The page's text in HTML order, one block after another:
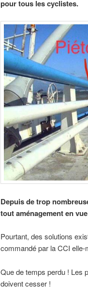
pour tous les cyclistes.
Depuis de trop
tout aménagement en
Pourtant, des solutions
commandé par la CCI elle-
Que de temps perdu ! Les
doivent cesser !